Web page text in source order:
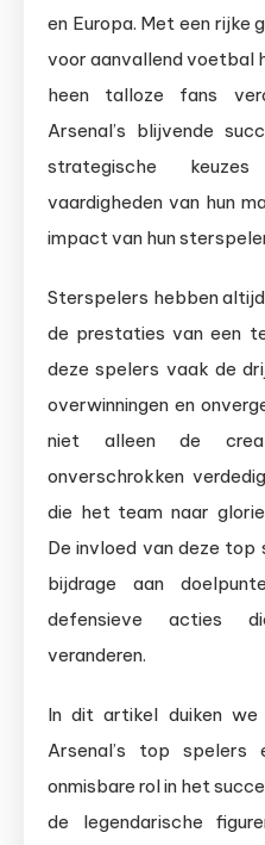
en Europa. Met een rijke
voor aanvallend voetbal
heen talloze fans
Arsenal’s blijvende
strategische
vaardigheden van hun
impact van hun
Sterspelers hebben
de prestaties van een
deze spelers vaak de
overwinningen en
niet alleen de
onverschrokken
die het team naar
De invloed van deze top
bijdrage aan
defensieve acties
veranderen.
In dit artikel duiken
Arsenal’s top spelers
onmisbare rol in het
de legendarische